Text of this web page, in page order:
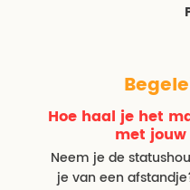
Hoe haal je het
met jouw
Neem je de
je van een